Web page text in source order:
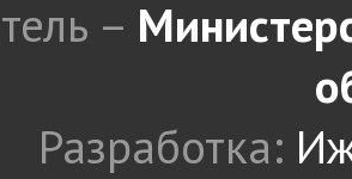
–
Разработка: